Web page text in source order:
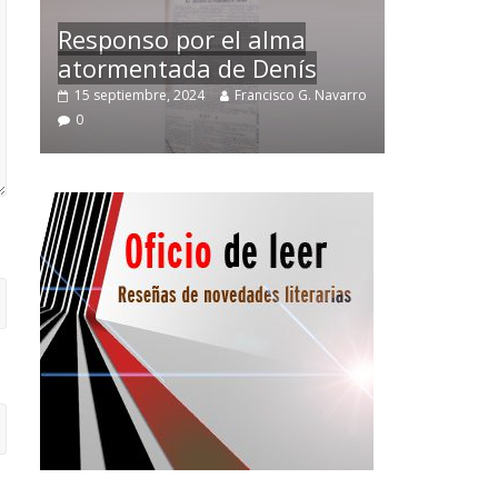
Temprano oficio de lector
2 noviembre, 2024
Francisco G. Navarro